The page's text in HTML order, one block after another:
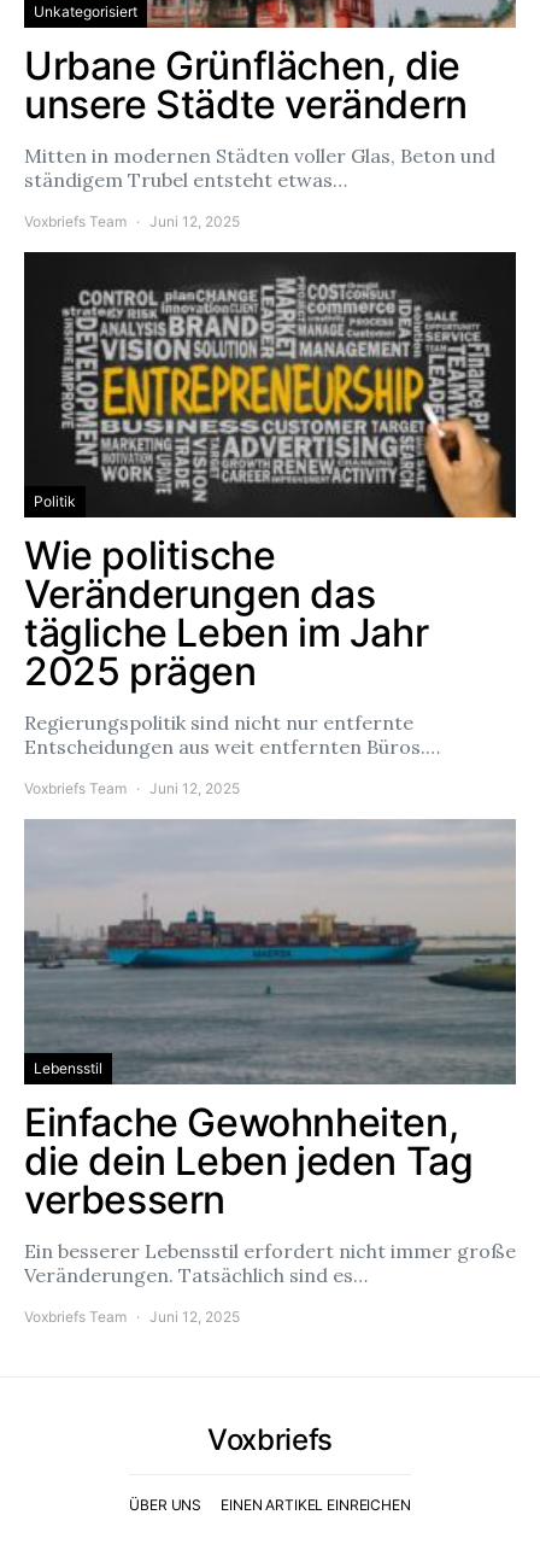
Unkategorisiert
Urbane Grünflächen, die
unsere Städte verändern
Mitten in modernen Städten voller Glas, Beton und
ständigem Trubel entsteht etwas…
Voxbriefs Team Juni 12, 2025
Politik
Wie politische
Veränderungen das
tägliche Leben im Jahr
2025 prägen
Regierungspolitik sind nicht nur entfernte
Entscheidungen aus weit entfernten Büros.…
Voxbriefs Team Juni 12, 2025
Lebensstil
Einfache Gewohnheiten,
die dein Leben jeden Tag
verbessern
Ein besserer Lebensstil erfordert nicht immer große
Veränderungen. Tatsächlich sind es…
Voxbriefs Team Juni 12, 2025
Voxbriefs
ÜBER UNS EINEN ARTIKEL EINREICHEN